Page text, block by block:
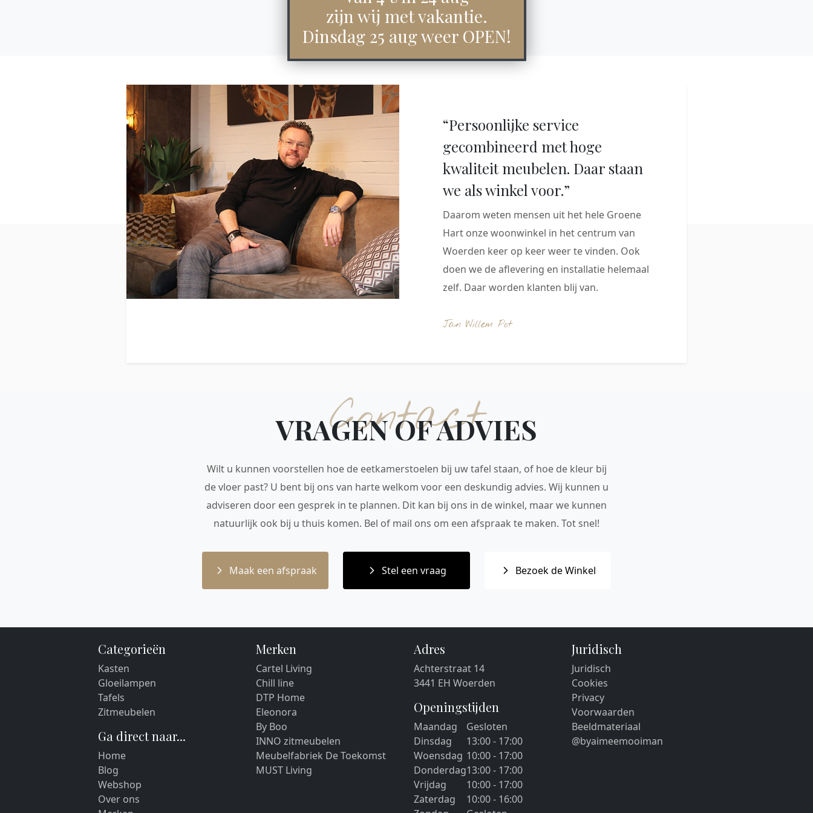
“Persoonlijke service
gecombineerd met hoge
kwaliteit meubelen. Daar staan
we als winkel voor.”
Daarom weten mensen uit het hele Groene
Hart onze woonwinkel in het centrum van
Woerden keer op keer weer te vinden. Ook
doen we de aflevering en installatie helemaal
zelf. Daar worden klanten blij van.
Jan Willem Pot
Contact
VRAGEN OF ADVIES
Wilt u kunnen voorstellen hoe de eetkamerstoelen bij uw tafel staan, of hoe de kleur bij
de vloer past? U bent bij ons van harte welkom voor een deskundig advies. Wij kunnen u
adviseren door een gesprek in te plannen. Dit kan bij ons in de winkel, maar we kunnen
natuurlijk ook bij u thuis komen. Bel of mail ons om een afspraak te maken. Tot snel!
Maak een afspraak Stel een vraag Bezoek de Winkel
Categorieën
Kasten
Gloeilampen
Tafels
Zitmeubelen
Ga direct naar...
Home
Blog
Webshop
Over ons
Merken
Cartel Living
Chill line
DTP Home
Eleonora
By Boo
INNO zitmeubelen
Meubelfabriek De Toekomst
MUST Living
Adres
Achterstraat 14
3441 EH Woerden
Openingstijden
Maandag
Gesloten
Dinsdag
13:00 - 17:00
Woensdag 10:00 - 17:00
Donderdag13:00 - 17:00
Vrijdag
10:00 - 17:00
Zaterdag
10:00 - 16:00
Juridisch
Juridisch
Cookies
Privacy
Voorwaarden
Beeldmateriaal
@byaimeemooiman
zijn wij met vakantie.
Dinsdag 25 aug weer OPEN!